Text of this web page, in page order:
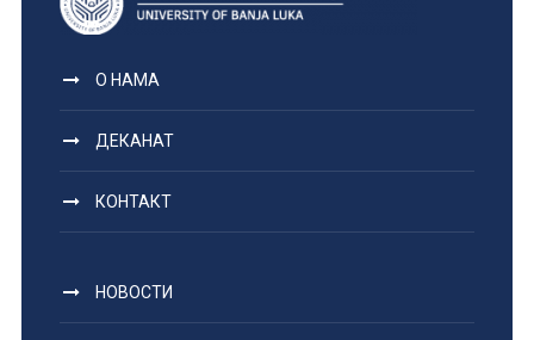
О НАМА
ДЕКАНАТ
КОНТАКТ
НОВОСТИ